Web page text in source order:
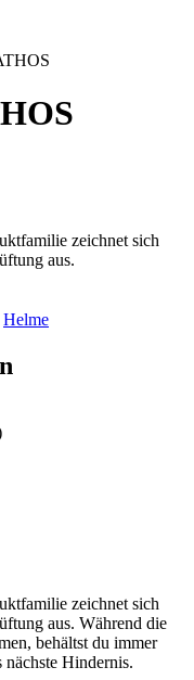
zeichnet sich
aus.
Helme
zeichnet sich
aus. Während die
behältst du immer
Hindernis.